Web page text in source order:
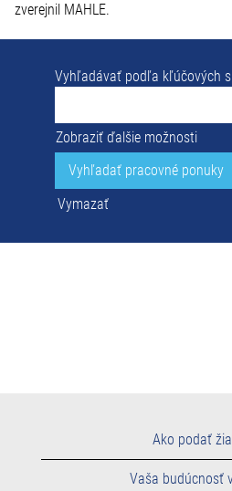
zverejnil MAHLE.
Vyhľadávať podľa kľúčových
Zobraziť ďalšie možnosti
Vymazať
Ako podať
Vaša budúcnosť